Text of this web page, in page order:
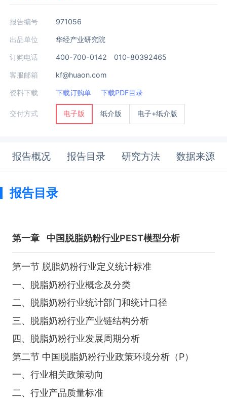
报告编号 971056
出品单位 华经产业研究院
订购电话 400-700-0142 010-80392465
客服邮箱 kf@huaon.com
资料下载 下载订购单 下载PDF目录
交付方式 电子版 纸介版 电子+纸介版
报告概况 报告目录 研究方法 数据来源
报告目录
第一章 中国脱脂奶粉行业PEST模型分析
第一节 脱脂奶粉行业定义统计标准
一、脱脂奶粉行业概念及分类
二、脱脂奶粉行业统计部门和统计口径
三、脱脂奶粉行业产业链结构分析
四、脱脂奶粉行业发展周期分析
第二节 中国脱脂奶粉行业政策环境分析（P）
一、行业相关政策动向
二、行业产品质量标准